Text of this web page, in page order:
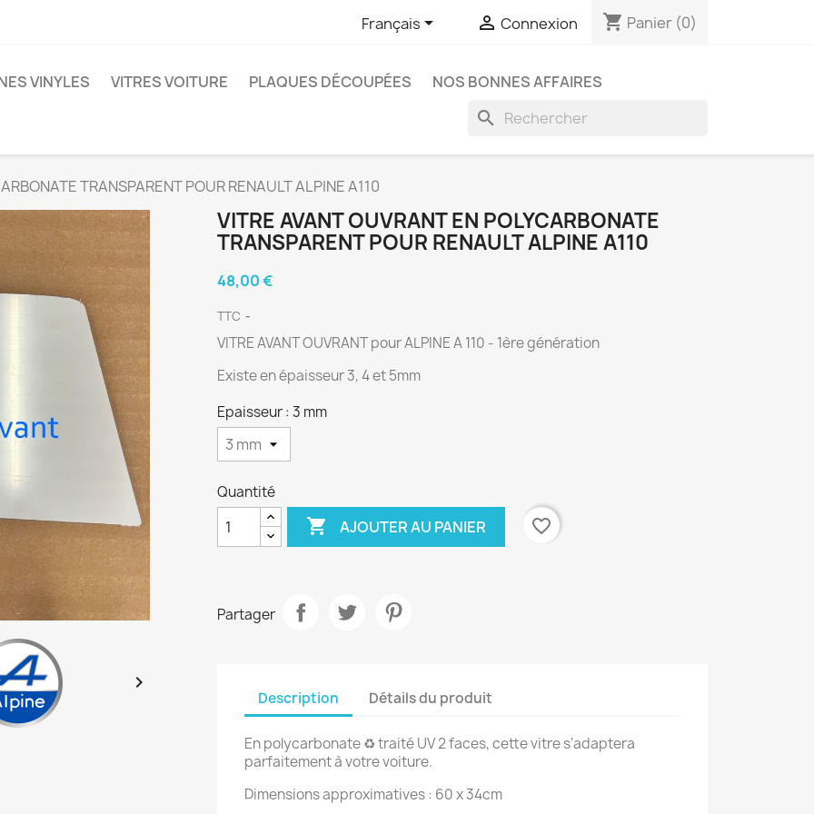
Français  Connexion shopping_cart Panier (0)
VINYLES VITRES VOITURE PLAQUES DÉCOUPÉES NOS BONNES AFFAIRES
search
TRANSPARENT POUR RENAULT ALPINE A110

VITRE AVANT OUVRANT EN POLYCARBONATE
TRANSPARENT POUR RENAULT ALPINE A110
48,00 €
TTC
VITRE AVANT OUVRANT pour ALPINE A 110 - 1ère génération
Existe en épaisseur 3, 4 et 5mm
Epaisseur : 3 mm
Quantité
 AJOUTER AU PANIER favorite_border
Partager
Description Détails du produit
En polycarbonate ♻️ traité UV 2 faces, cette vitre s'adaptera
parfaitement à votre voiture.
Dimensions approximatives : 60 x 34cm